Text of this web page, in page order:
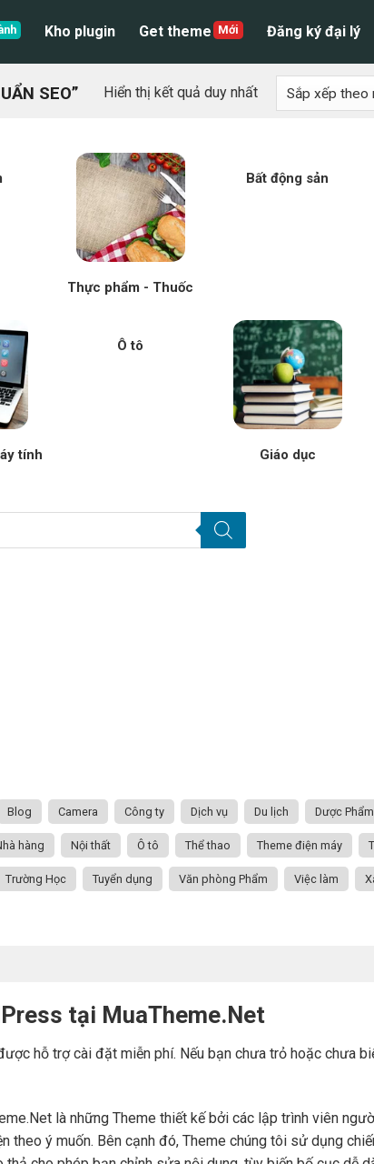
Kho plugin Get theme Đăng ký đại lý
SEO” Hiển thị kết quả duy nhất
Thực phẩm - Thuốc
Bất động sản
tính
Ô tô
Giáo dục
Blog Camera Công ty Dịch vụ Du lịch Dược Phẩm
hàng Nội thất Ô tô Thể thao Theme điện máy
Trường Học Tuyển dụng Văn phòng Phẩm Việc làm
tại MuaTheme.Net
hỗ trợ cài đặt miễn phí. Nếu bạn chưa trỏ hoặc chưa
là những Theme thiết kế bởi các lập trình viên
ý muốn. Bên cạnh đó, Theme chúng tôi sử dụng